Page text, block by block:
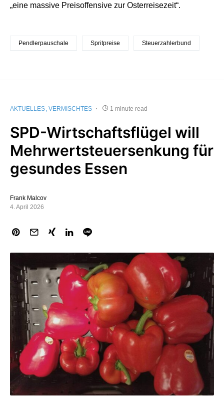
„eine massive Preisoffensive zur Osterreisezeit“.
Pendlerpauschale Spritpreise Steuerzahlerbund
AKTUELLES VERMISCHTES 1 minute read
SPD-Wirtschaftsflügel will
Mehrwertsteuersenkung für
gesundes Essen
Frank Malcov
4. April 2026